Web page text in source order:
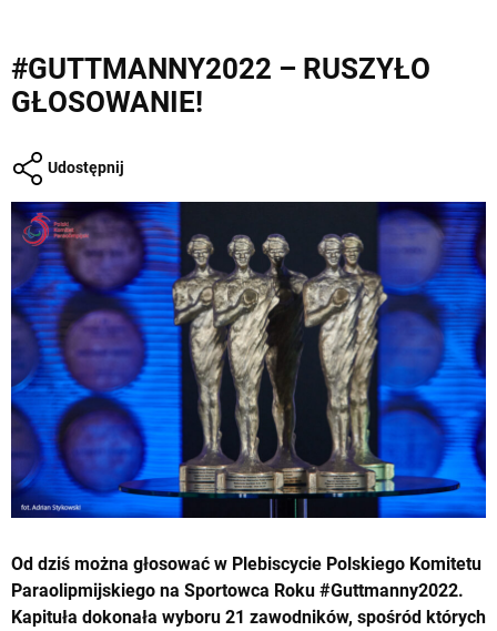
#GUTTMANNY2022 – RUSZYŁO
GŁOSOWANIE!
Udostępnij
Od dziś można głosować w Plebiscycie Polskiego Komitetu
Paraolipmijskiego na Sportowca Roku #Guttmanny2022.
Kapituła dokonała wyboru 21 zawodników, spośród których